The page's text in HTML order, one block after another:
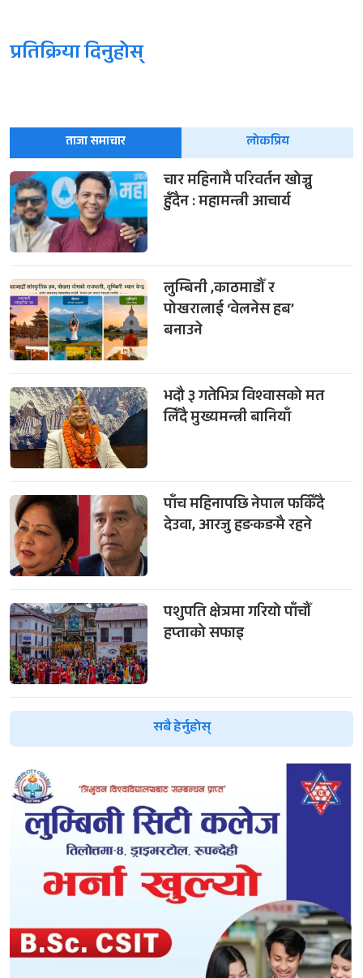
प्रतिक्रिया दिनुहोस्
ताजा समाचार लोकप्रिय
चार महिनामै परिवर्तन खोज्नु
हुँदैन : महामन्त्री आचार्य
लुम्बिनी ,काठमाडौँ र
पोखरालाई ‘वेलनेस हब’
बनाउने
भदौ ३ गतेभित्र विश्वासको मत
लिँदै मुख्यमन्त्री बानियाँ
पाँच महिनापछि नेपाल फर्किँदै
देउवा, आरजु हङकङमै रहने
पशुपति क्षेत्रमा गरियो पाँचौँ
हप्ताको सफाइ
सबै हेर्नुहोस्